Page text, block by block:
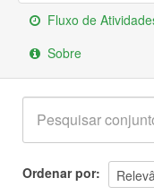
Fluxo de
Sobre
Ordenar por